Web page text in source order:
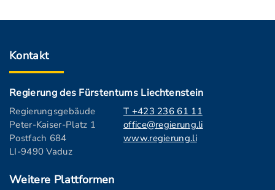
Kontakt
Regierung des Fürstentums Liechtenstein
Regierungsgebäude
Peter-Kaiser-Platz 1
Postfach 684
LI-9490 Vaduz
T +423 236 61 11
office@regierung.li
www.regierung.li
Weitere Plattformen